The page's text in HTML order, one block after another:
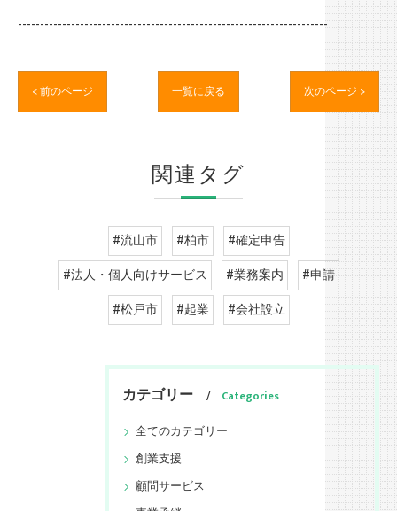
----------------------------------------------------------------------
< 前のページ 一覧に戻る 次のページ >
関連タグ
#流山市 #柏市
#確定申告
#法人・個人向けサービス
#業務案内
#申請
#松戸市
#起業 #会社設立
カテゴリー
Categories
全てのカテゴリー
創業支援
顧問サービス